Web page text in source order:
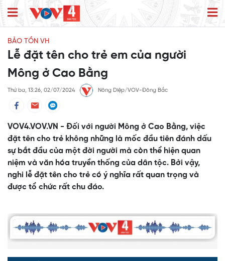
BẢO TỒN VH
Lễ đặt tên cho trẻ em của người
Mông ở Cao Bằng
Thứ ba, 13:26, 02/07/2024 Nông Diệp/VOV-Đông Bắc
VOV4.VOV.VN - Đối với người Mông ở Cao Bằng, việc
đặt tên cho trẻ không những là mốc đầu tiên đánh dấu
sự bắt đầu của một đời người mà còn thể hiện quan
niệm và văn hóa truyền thống của dân tộc. Bởi vậy,
nghi lễ đặt tên cho trẻ có ý nghĩa rất quan trọng và
được tổ chức rất chu đáo.